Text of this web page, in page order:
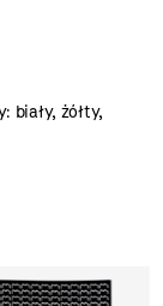
biały, żółty,